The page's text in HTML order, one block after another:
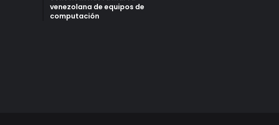
venezolana de equipos de
computación